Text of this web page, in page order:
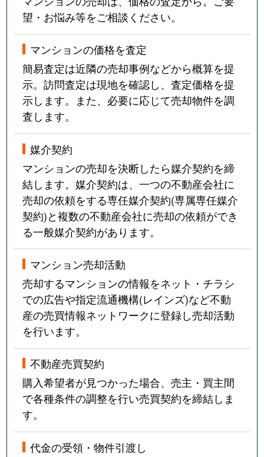
望・お悩み等をご相談ください。
マンションの価格を査定
簡易査定は近隣の売却事例などから概算を提
示。訪問査定は現地を確認し、査定価格を提
示します。また、必要に応じて売却物件を調
査します。
媒介契約
マンションの売却を決断したら媒介契約を締
結します。媒介契約は、一つの不動産会社に
売却の依頼をする専任媒介契約(専属専任媒介
契約)と複数の不動産会社に売却の依頼ができ
る一般媒介契約があります。
マンション売却活動
売却するマンションの情報をネット・チラシ
での広告や指定流通機構(レインズ)など不動
産の売買情報ネットワークに登録し売却活動
を行います。
不動産売買契約
購入希望者が見つかった場合、売主・買主間
で各種条件の調整を行い売買契約を締結しま
す。
代金の受領・物件引渡し